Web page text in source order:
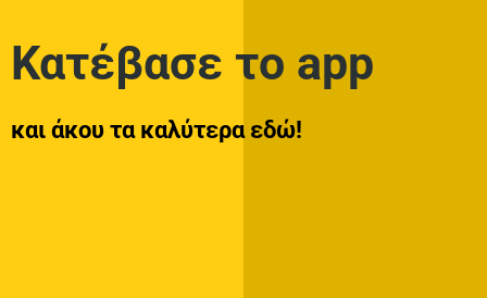
Κατέβασε το app
και άκου τα καλύτερα εδώ!